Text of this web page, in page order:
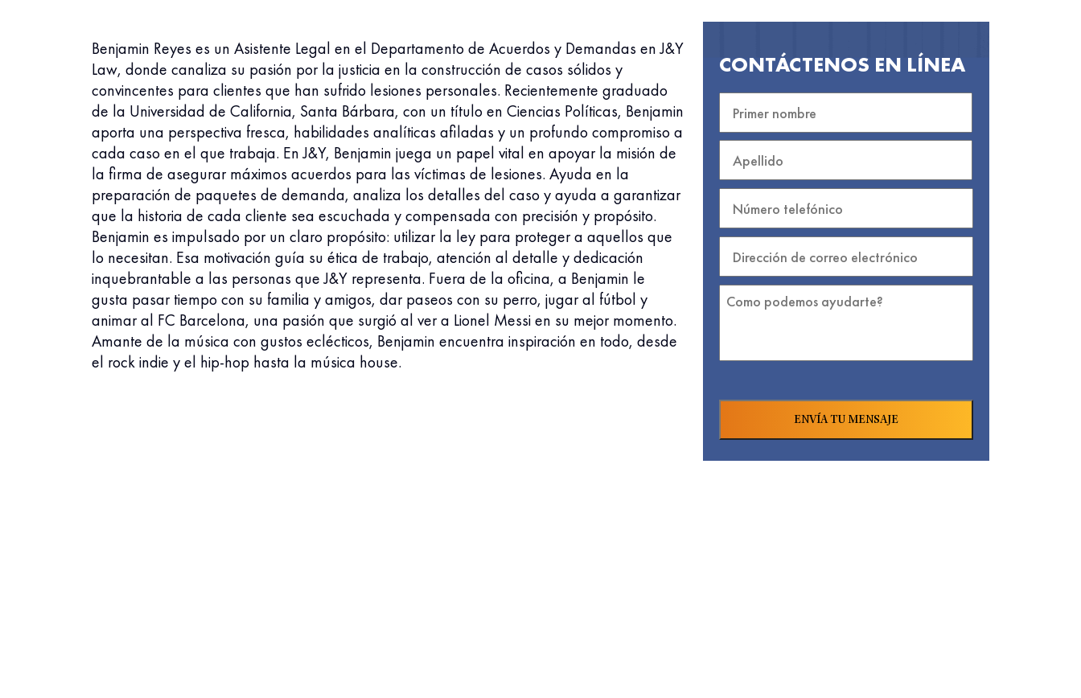
Benjamin Reyes es un Asistente Legal en el Departamento de Acuerdos y Demandas en J&Y
Law, donde canaliza su pasión por la justicia en la construcción de casos sólidos y
convincentes para clientes que han sufrido lesiones personales. Recientemente graduado
de la Universidad de California, Santa Bárbara, con un título en Ciencias Políticas, Benjamin
aporta una perspectiva fresca, habilidades analíticas afiladas y un profundo compromiso a
cada caso en el que trabaja. En J&Y, Benjamin juega un papel vital en apoyar la misión de
la firma de asegurar máximos acuerdos para las víctimas de lesiones. Ayuda en la
preparación de paquetes de demanda, analiza los detalles del caso y ayuda a garantizar
que la historia de cada cliente sea escuchada y compensada con precisión y propósito.
Benjamin es impulsado por un claro propósito: utilizar la ley para proteger a aquellos que
lo necesitan. Esa motivación guía su ética de trabajo, atención al detalle y dedicación
inquebrantable a las personas que J&Y representa. Fuera de la oficina, a Benjamin le
gusta pasar tiempo con su familia y amigos, dar paseos con su perro, jugar al fútbol y
animar al FC Barcelona, una pasión que surgió al ver a Lionel Messi en su mejor momento.
Amante de la música con gustos eclécticos, Benjamin encuentra inspiración en todo, desde
el rock indie y el hip-hop hasta la música house.
CONTÁCTENOS EN LÍNEA